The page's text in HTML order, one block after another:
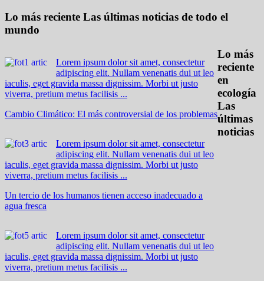
Lo más reciente Las últimas noticias de todo el
mundo
Lorem ipsum dolor sit amet, consectetur
adipiscing elit. Nullam venenatis dui ut leo
iaculis, eget gravida massa dignissim. Morbi ut justo
viverra, pretium metus facilisis ...
Cambio Climático: El más controversial de los problemas
Lorem ipsum dolor sit amet, consectetur
adipiscing elit. Nullam venenatis dui ut leo
iaculis, eget gravida massa dignissim. Morbi ut justo
viverra, pretium metus facilisis ...
Un tercio de los humanos tienen acceso inadecuado a
agua fresca
Lorem ipsum dolor sit amet, consectetur
adipiscing elit. Nullam venenatis dui ut leo
iaculis, eget gravida massa dignissim. Morbi ut justo
viverra, pretium metus facilisis ...
Lo más
reciente
en
ecología
Las
últimas
noticias